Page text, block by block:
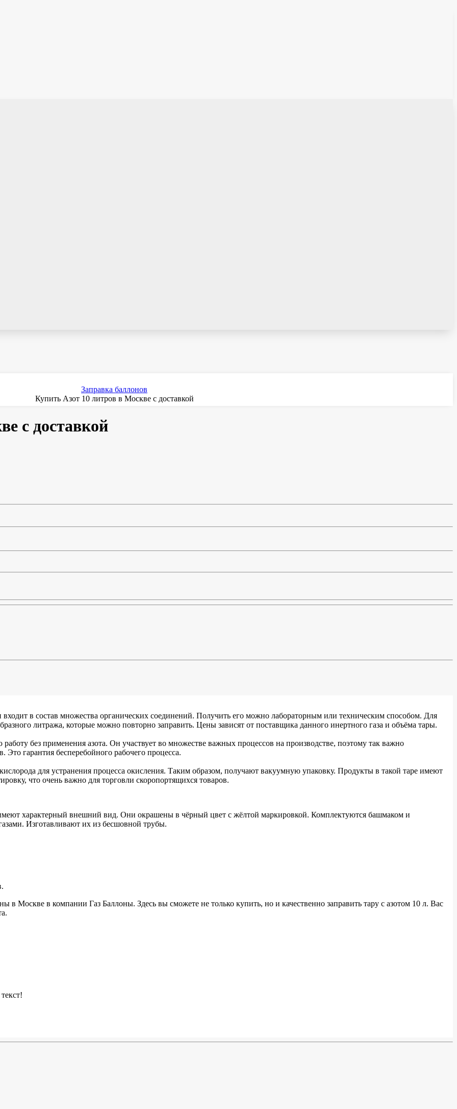
Заправка баллонов
Купить Азот 10 литров в Москве с доставкой
с доставкой
в состав множества органических соединений. Получить его можно лабораторным или техническим способом. Для
литража, которые можно повторно заправить. Цены зависят от поставщика данного инертного газа и объёма тары.
работу без применения азота. Он участвует во множестве важных процессов на производстве, поэтому так важно
Это гарантия бесперебойного рабочего процесса.
для устранения процесса окисления. Таким образом, получают вакуумную упаковку. Продукты в такой таре имеют
что очень важно для торговли скоропортящихся товаров.
имеют характерный внешний вид. Они окрашены в чёрный цвет с жёлтой маркировкой. Комплектуются башмаком и
Изготавливают их из бесшовной трубы.
в Москве в компании Газ Баллоны. Здесь вы сможете не только купить, но и качественно заправить тару с азотом 10 л. Вас